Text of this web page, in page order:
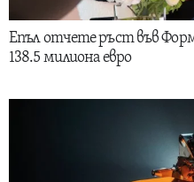
Епъл отчете ръст във
138.5 милиона евро